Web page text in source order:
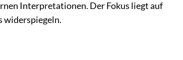
Interpretationen. Der Fokus liegt auf
widerspiegeln.